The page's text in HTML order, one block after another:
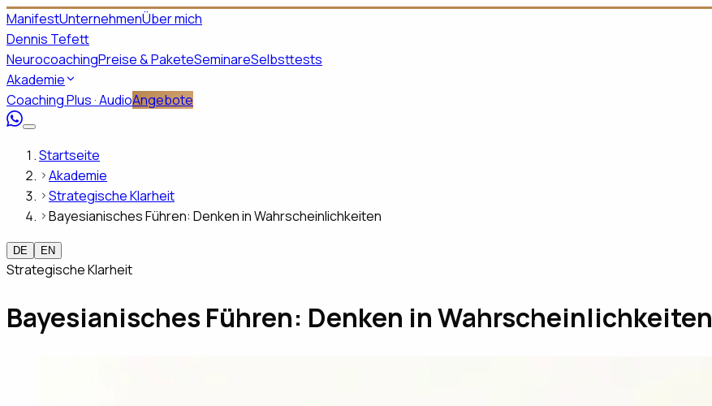
ManifestUnternehmenÜber mich
Dennis Tefett
NeurocoachingPreise & PaketeSeminareSelbsttests
Akademie
Coaching Plus · AudioAngebote
Startseite
Akademie
Strategische Klarheit
Bayesianisches Führen: Denken in Wahrscheinlichkeiten
DE EN
Strategische Klarheit
Bayesianisches Führen: Denken in Wahrscheinlichkeiten